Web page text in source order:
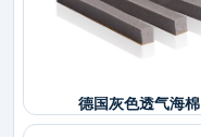
德国灰色透气海棉